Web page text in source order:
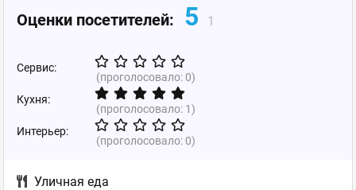
Оценки посетителей: 5 1
Сервис:
(проголосовало:0)
Кухня:
(проголосовало: 1)
Интерьер:
(проголосовало:0)
Уличная еда